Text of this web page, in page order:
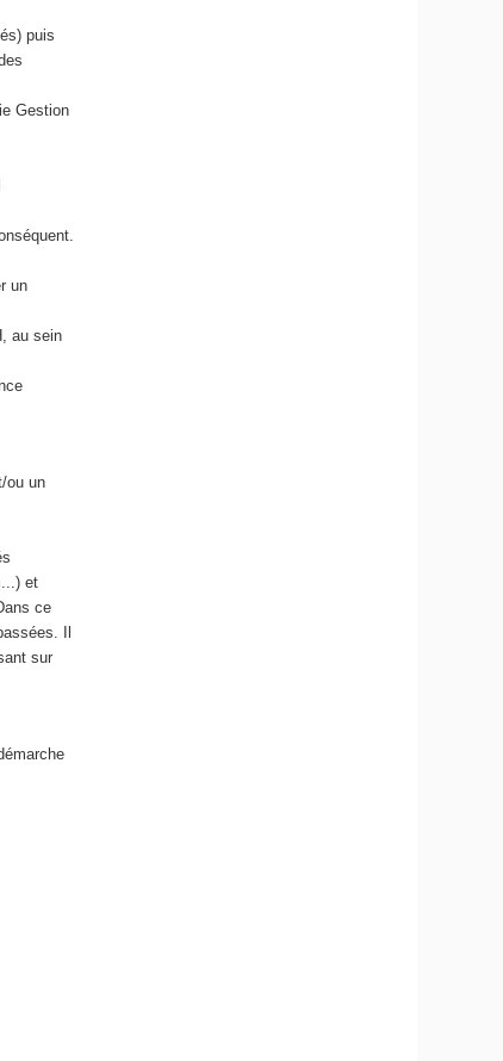
puis
Gestion
un
au sein
ou un
et
ce
Il
sur